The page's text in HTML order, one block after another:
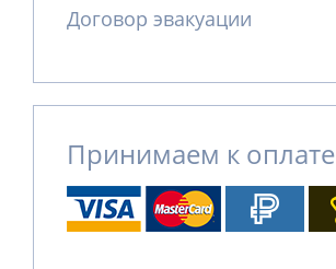
Договор эвакуации
Принимаем к оплате